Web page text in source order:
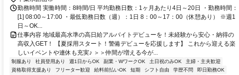
勤務時間 実働時間：8時間/日 平均勤務日数：1ヶ月あたり4日～20日 ・勤務時間：
[1] 08:00～17:00 ・最低勤務日数（週）：1日 8：00～17：00（休憩あり） ※週1
日～OK...
仕事内容 地域最高水準の高日給アルバイトデビューを！未経験から安心・納得の
高収入GET！ 【夏採用スタート！警備デビューを応援します】 これから迎える楽
しいイベントや連休も充実♪ ＞＞仲間が増える今が...
制服あり 社員登用あり 週1日からOK 副業・WワークOK 土日祝のみOK
主婦・主夫歓迎
資格取得支援あり
フリーター歓迎 給料前払いOK 短期 シフト自由 学歴不問
即日勤務OK